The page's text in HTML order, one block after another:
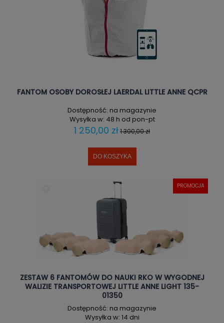
FANTOM OSOBY DOROSŁEJ LAERDAL LITTLE ANNE QCPR
Dostępność: na magazynie
Wysyłka w: 48 h od pon-pt
1 250,00 zł1 300,00 zł
DO KOSZYKA
ZESTAW 6 FANTOMÓW DO NAUKI RKO W WYGODNEJ
WALIZIE TRANSPORTOWEJ LITTLE ANNE LIGHT 135-
01350
Dostępność: na magazynie
Wysyłka w: 14 dni
PROMOCJA